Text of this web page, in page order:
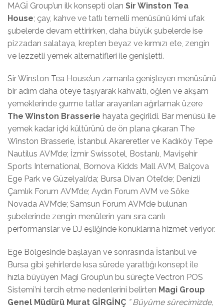
MAGİ Group’un ilk konsepti olan Sir Winston Tea
House; çay, kahve ve tatlı temelli menüsünü kimi ufak
şubelerde devam ettirirken, daha büyük şubelerde ise
pizzadan salataya, krepten beyaz ve kırmızı ete, zengin
ve lezzetli yemek alternatifleri ile genişletti.
Sir Winston Tea House’un zamanla genişleyen menüsünü
bir adım daha öteye taşıyarak kahvaltı, öğlen ve akşam
yemeklerinde gurme tatlar arayanları ağırlamak üzere
The Winston Brasserie hayata geçirildi. Bar menüsü ile
yemek kadar içki kültürünü de ön plana çıkaran The
Winston Brasserie, İstanbul Akareretler ve Kadıköy Tepe
Nautilus AVM’de; İzmir Swissotel, Bostanlı, Mavişehir
Sports International, Bornova Kidds Mall AVM, Balçova
Ege Park ve Güzelyalı’da; Bursa Divan Otel’de; Denizli
Çamlık Forum AVM’de; Aydın Forum AVM ve Söke
Novada AVM’de; Samsun Forum AVM’de bulunan
şubelerinde zengin menülerin yanı sıra canlı
performanslar ve DJ eşliğinde konuklarına hizmet veriyor.
Ege Bölgesinde başlayan ve sonrasında İstanbul ve
Bursa gibi şehirlerde kısa sürede yarattığı konsept ile
hızla büyüyen Magi Group’un bu süreçte Vectron POS
Sistemi’ni tercih etme nedenlerini belirten Magi Group
Genel Müdürü Murat GİRGİNÇ ” Büyüme sürecimizde,